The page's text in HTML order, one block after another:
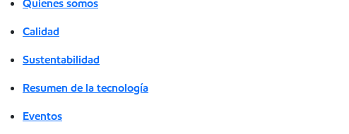
Quienes somos
Calidad
Sustentabilidad
Resumen de la tecnología
Eventos